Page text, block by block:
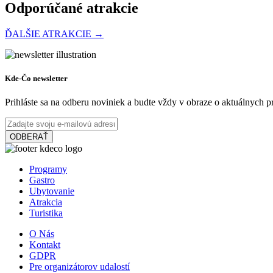
Odporúčané atrakcie
ĎALŠIE ATRAKCIE →
Turistické informačné centrum v Dunajskej Strede
Dunajská Streda
Turistické atrakcie
Vermesova vila
Múzeá a galérie
Kde-Čo newsletter
Prihláste sa na odberu noviniek a budte vždy v obraze o aktuálnych
ODBERAŤ
Programy
Gastro
Ubytovanie
Atrakcia
Turistika
O Nás
Kontakt
GDPR
Pre organizátorov udalostí